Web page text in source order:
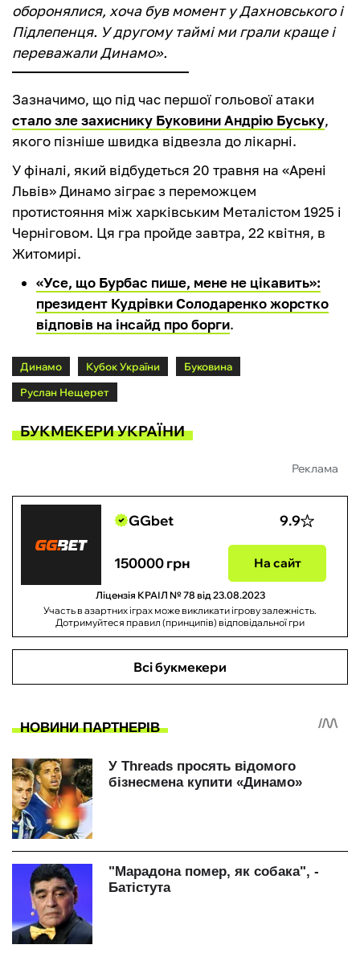
оборонялися, хоча був момент у Дахновського і
Підлепенця. У другому таймі ми грали краще і
переважали Динамо».
Зазначимо, що під час першої гольової атаки
стало зле захиснику Буковини Андрію Буську,
якого пізніше швидка відвезла до лікарні.
У фіналі, який відбудеться 20 травня на «Арені
Львів» Динамо зіграє з переможцем
протистояння між харківським Металістом 1925 і
Черніговом. Ця гра пройде завтра, 22 квітня, в
Житомирі.
«Усе, що Бурбас пише, мене не цікавить»:
президент Кудрівки Солодаренко жорстко
відповів на інсайд про борги.
Динамо Кубок України
Буковина
Руслан Нещерет
БУКМЕКЕРИ УКРАЇНИ
Реклама
GGbet 9.9
150000 грн На сайт
Ліцензія КРАІЛ № 78 від 23.08.2023
Участь в азартних іграх може викликати ігрову залежність.
Дотримуйтеся правил (принципів) відповідальної гри
Всі букмекери